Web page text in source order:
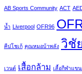
AB Sports Community ACT
น้ำ Liverpool OFR96
คีปโชเก้ คุณหมอบ้าพลัง วิชั
เวนต์ เสื้อกล้าม เสื้อกีฬาแข